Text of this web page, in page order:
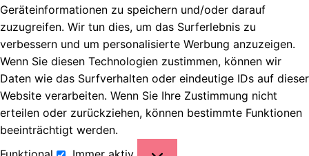
Geräteinformationen zu speichern und/oder darauf
zuzugreifen. Wir tun dies, um das Surferlebnis zu
verbessern und um personalisierte Werbung anzuzeigen.
Wenn Sie diesen Technologien zustimmen, können wir
Daten wie das Surfverhalten oder eindeutige IDs auf dieser
Website verarbeiten. Wenn Sie Ihre Zustimmung nicht
erteilen oder zurückziehen, können bestimmte Funktionen
beeinträchtigt werden.